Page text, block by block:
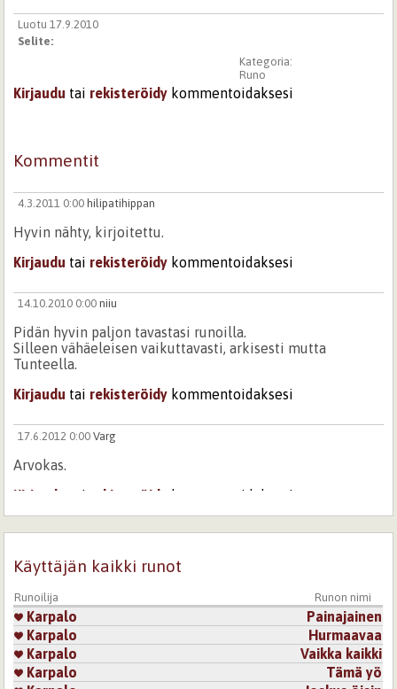
Luotu 17.9.2010
Selite:
Kategoria:
Runo
Kirjaudu tai rekisteröidy kommentoidaksesi
Kommentit
4.3.2011 0:00 hilipatihippan
Hyvin nähty, kirjoitettu.
Kirjaudu tai rekisteröidy kommentoidaksesi
14.10.2010 0:00 niiu
Pidän hyvin paljon tavastasi runoilla.
Silleen vähäeleisen vaikuttavasti, arkisesti mutta
Tunteella.
Kirjaudu tai rekisteröidy kommentoidaksesi
17.6.2012 0:00 Varg
Arvokas.
Kirjaudu
tai rekisteröidy kommentoidaksesi
Käyttäjän kaikki runot
Runoilija Runon nimi
Karpalo
Painajainen
Karpalo
Hurmaavaa
Karpalo
Vaikka kaikki
Karpalo
Tämä yö